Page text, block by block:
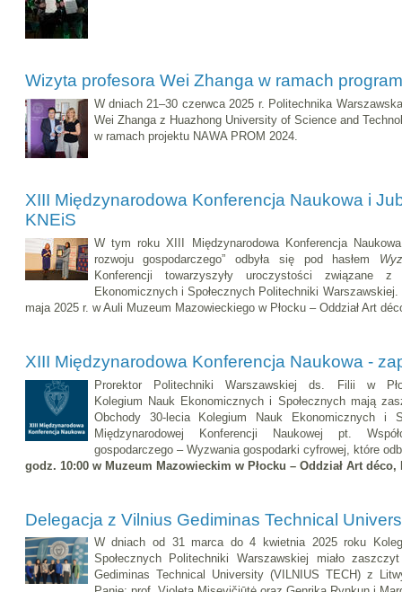
Wizyta profesora Wei Zhanga w ramach
W dniach 21–30 czerwca 2025 r. Politechnika
Wei Zhanga z Huazhong University of Science and
w ramach projektu NAWA PROM 2024.
XIII Międzynarodowa Konferencja Naukowa i
KNEiS
W tym roku XIII Międzynarodowa Konferencja
rozwoju gospodarczego” odbyła się pod hasłem
Konferencji towarzyszyły uroczystości związane
Ekonomicznych i Społecznych Politechniki
maja 2025 r. w Auli Muzeum Mazowieckiego w Płocku – Oddział Art
XIII Międzynarodowa Konferencja Naukowa -
Prorektor Politechniki Warszawskiej ds. Filii w
Kolegium Nauk Ekonomicznych i Społecznych mają
Obchody 30-lecia Kolegium Nauk Ekonomicznych i
Międzynarodowej Konferencji Naukowej pt.
gospodarczego – Wyzwania gospodarki cyfrowej, które
godz. 10:00 w Muzeum Mazowieckim w Płocku – Oddział Art
Delegacja z Vilnius Gediminas Technical
W dniach od 31 marca do 4 kwietnia 2025 roku
Społecznych Politechniki Warszawskiej miało
Gediminas Technical University (VILNIUS TECH) z